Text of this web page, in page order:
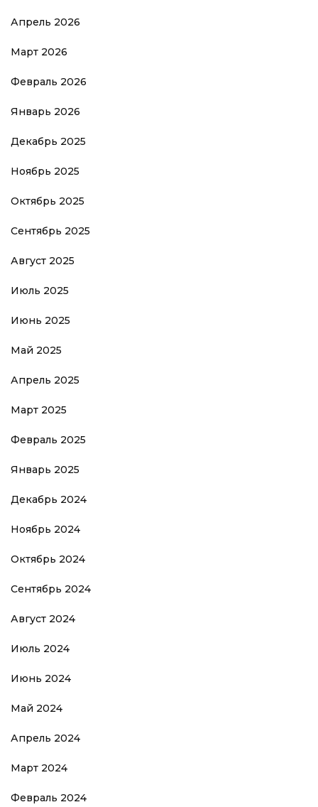
Апрель 2026
Март 2026
Февраль 2026
Январь 2026
Декабрь 2025
Ноябрь 2025
Октябрь 2025
Сентябрь 2025
Август 2025
Июль 2025
Июнь 2025
Май 2025
Апрель 2025
Март 2025
Февраль 2025
Январь 2025
Декабрь 2024
Ноябрь 2024
Октябрь 2024
Сентябрь 2024
Август 2024
Июль 2024
Июнь 2024
Май 2024
Апрель 2024
Март 2024
Февраль 2024